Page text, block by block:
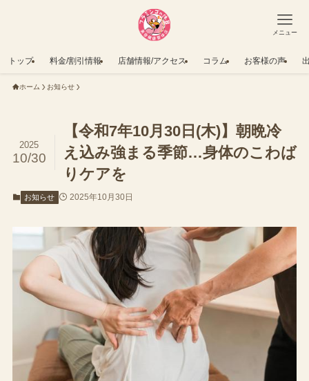
メニュー
トップ 料金/割引情報 店舗情報/アクセス コラム お客様の声
ホーム お知らせ
【令和7年10月30日(木)】朝晩冷
え込み強まる季節…身体のこわば
りケアを
2025
10/30
お知らせ 2025年10月30日